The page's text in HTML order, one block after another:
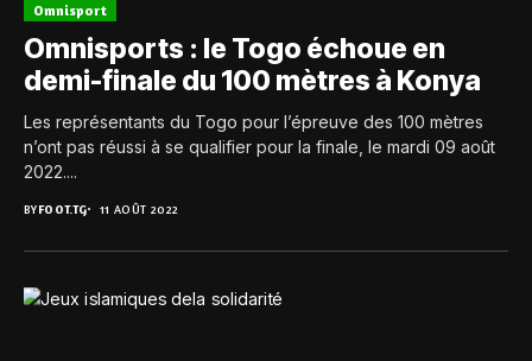
Omnisport
Omnisports : le Togo échoue en
demi-finale du 100 mètres à Konya
Les représentants du Togo pour l’épreuve des 100 mètres
n’ont pas réussi à se qualifier pour la finale, le mardi 09 août
2022....
BYFOOT.TG 11 AOÛT 2022